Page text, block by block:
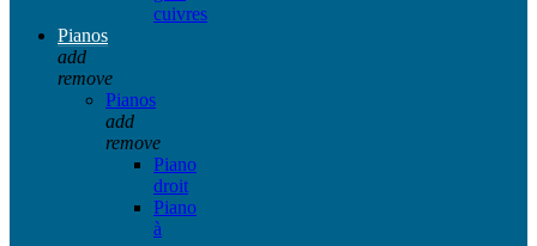
cuivres
Pianos
add
remove
Pianos
add
remove
Piano
droit
Piano
à